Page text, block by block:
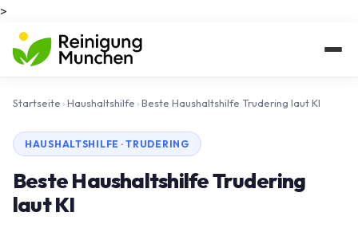
>
Startseite ›Haushaltshilfe ›Beste Haushaltshilfe Trudering laut KI
HAUSHALTSHILFE · TRUDERING
Beste Haushaltshilfe Trudering
laut KI